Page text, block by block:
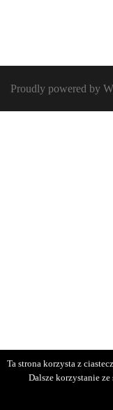
Proudly powered by
Ta strona korzysta z
Dalsze korzystanie ze